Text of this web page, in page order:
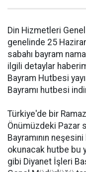
Din Hizmetleri
genelinde 25
sabahı bayram
ilgili detaylar
Bayram Hutbesi
Bayramı hutbesi
Türkiye'de bir
Önümüzdeki Pazar
Bayramının
okunacak hutbe bu
gibi Diyanet İşleri